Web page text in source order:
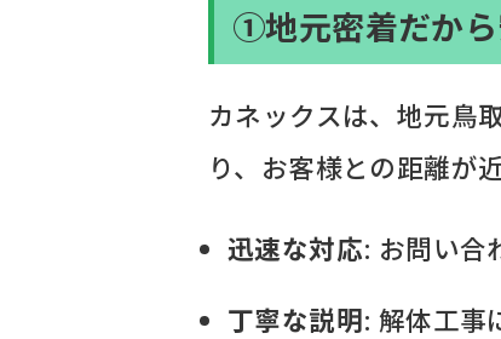
①地元密着だから
カネックスは、地元鳥
り、お客様との距離が
迅速な対応: お問い合
丁寧な説明: 解体工事